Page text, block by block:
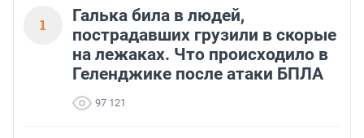
1
Галька била в людей,
пострадавших грузили в скорые
на лежаках. Что происходило в
Геленджике после атаки БПЛА
97 121